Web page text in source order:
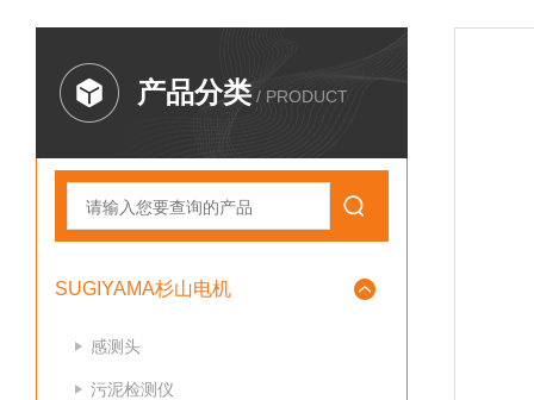
产品分类 / PRODUCT
SUGIYAMA杉山电机
感测头
污泥检测仪